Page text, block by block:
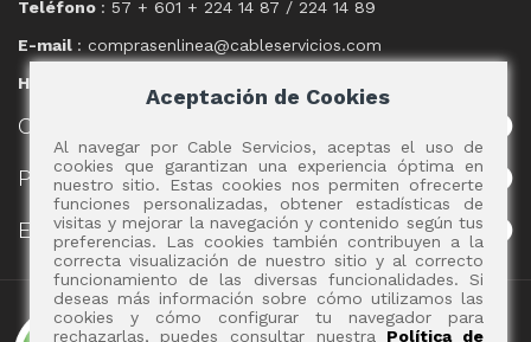
Teléfono : 57 + 601 + 224 14 87 / 224 14 89
E-mail : comprasenlinea@cableservicios.com
Horario
CABLE
POLÍTICAS
EVENTOS
Aceptación de Cookies
Al navegar por Cable Servicios, aceptas el uso de
cookies que garantizan una experiencia óptima en
nuestro sitio. Estas cookies nos permiten ofrecerte
funciones personalizadas, obtener estadísticas de
visitas y mejorar la navegación y contenido según tus
preferencias. Las cookies también contribuyen a la
correcta visualización de nuestro sitio y al correcto
funcionamiento de las diversas funcionalidades. Si
deseas más información sobre cómo utilizamos las
cookies y cómo configurar tu navegador para
rechazarlas, puedes consultar nuestra Política de
Copyright 2017 - Cable Servicios S.A.